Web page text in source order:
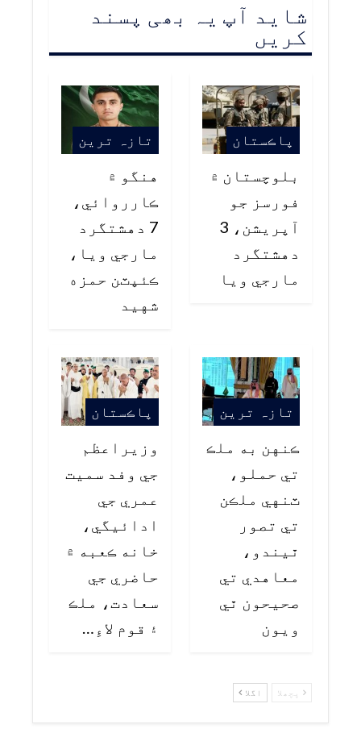
شاید آپ یہ بھی پسند
کریں
پاڪستان
بلوچستان ۾
فورسز جو
آپريشن، 3
دهشتگرد
مارجي ويا
تازہ ترین
هنگو ۾
ڪارروائي،
7 دهشتگرد
مارجي ويا،
ڪئپٽن حمزه
شهيد
تازہ ترین
ڪنهن به ملڪ
تي حملو،
ٽنهي ملڪن
تي تصور
ٿيندو،
معاهدي تي
صحيحون ٿي
ويون
پاڪستان
وزيراعظم
جي وفد سميت
عمري جي
ادائيگي،
خانه ڪعبه ۾
حاضري جي
سعادت، ملڪ
۽ قوم لاءِ…
پچھلا اگلا